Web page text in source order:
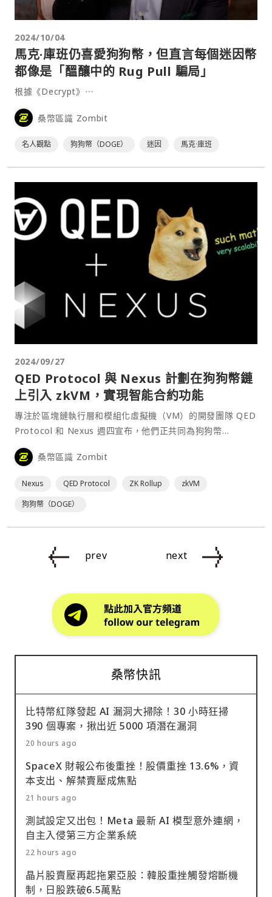
2024/10/04
馬克·庫班仍喜愛狗狗幣，但直言每個迷因幣
都像是「醞釀中的 Rug Pull 騙局」
根據《Decrypt》⋯
桑幣區識 Zombit
名人觀點 狗狗幣（DOGE） 迷因 馬克·庫班
2024/09/27
QED Protocol 與 Nexus 計劃在狗狗幣鏈
上引入 zkVM，實現智能合約功能
專注於區塊鏈執行層和模組化虛擬機（VM）的開發團隊 QED
Protocol 和 Nexus 週四宣布，他們正共同為狗狗幣
（Dogecoin）網路建立一個零知識虛擬機（zero-
knowledge VM，zkVM），希望能夠衍生出基於狗狗幣的去
桑幣區識 Zombit
Nexus QED Protocol ZK Rollup
zkVM
狗狗幣（DOGE）
prev next
桑幣快訊
比特幣紅隊發起 AI 漏洞大掃除！30 小時狂掃
390 個專案，揪出近 5000 項潛在漏洞
20 hours ago
SpaceX 財報公布後重挫！股價重挫 13.6%，資
本支出、解禁賣壓成焦點
21 hours ago
測試設定又出包！Meta 最新 AI 模型意外連網，
自主入侵第三方企業系統
22 hours ago
晶片股賣壓再起拖累亞股：韓股重挫觸發熔斷機
制，日股跌破6.5萬點